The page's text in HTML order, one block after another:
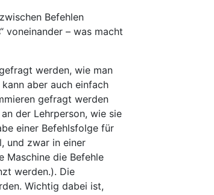
Befehlen
voneinander – was macht
werden, wie man
aber auch einfach
gefragt werden
der Lehrperson, wie sie
einer Befehlsfolge für
und zwar in einer
Maschine die Befehle
werden.). Die
Wichtig dabei ist,